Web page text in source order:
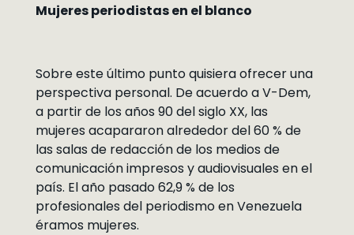
Mujeres periodistas en el blanco
Sobre este último punto quisiera ofrecer una
perspectiva personal. De acuerdo a V-Dem,
a partir de los años 90 del siglo XX, las
mujeres acapararon alrededor del 60 % de
las salas de redacción de los medios de
comunicación impresos y audiovisuales en el
país. El año pasado 62,9 % de los
profesionales del periodismo en Venezuela
éramos mujeres.